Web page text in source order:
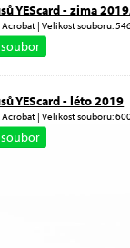
YEScard - zima
| Velikost souboru:
YEScard - léto 2019
| Velikost souboru: